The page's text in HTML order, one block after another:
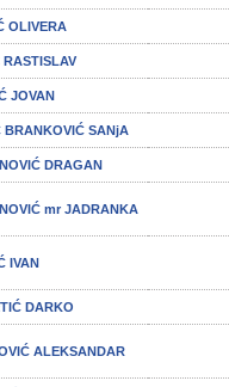
OLIVERA
RASTISLAV
JOVAN
BRANKOVIĆ SANjA
DRAGAN
mr JADRANKA
IVAN
DARKO
ALEKSANDAR